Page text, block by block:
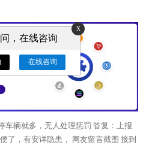
车辆就多，无人处理惩罚 答复：上报
了，有安详隐患， 网友留言截图 接到
x
，在线咨询
在线咨询